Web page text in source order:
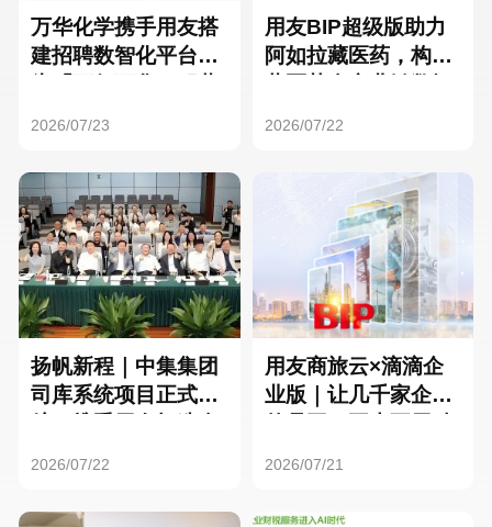
万华化学携手用友搭
建招聘数智化平台，
2026/07/23
用友BIP超级版助力
阿如拉藏医药，构建
2026/07/22
扬帆新程｜中集集团
司库系统项目正式启
2026/07/22
用友商旅云×滴滴企
业版｜让几千家企业
2026/07/21